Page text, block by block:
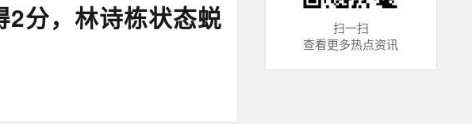
2分，林诗栋状态蜕
扫一扫
查看更多热点资讯